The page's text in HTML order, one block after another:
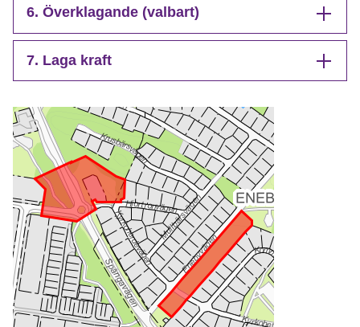
6. Överklagande (valbart)
7. Laga kraft